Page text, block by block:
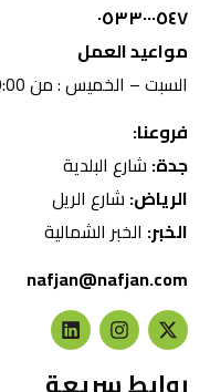
٠٥٣٣٠٠٠٥٤٧
مواعيد العمل
السبت – الخميس : من 10:00 صباحًا إلى 7:00 مساءً
فروعنا:
جدة: شارع البلدية
الرياض: شارع الريل
الخبر: الخبر الشمالية
nafjan@nafjan.com